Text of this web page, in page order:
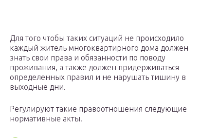
Для того чтобы таких ситуаций не происходило
каждый житель многоквартирного дома должен
знать свои права и обязанности по поводу
проживания, а также должен придерживаться
определенных правил и не нарушать тишину в
выходные дни.
Регулируют такие правоотношения следующие
нормативные акты.